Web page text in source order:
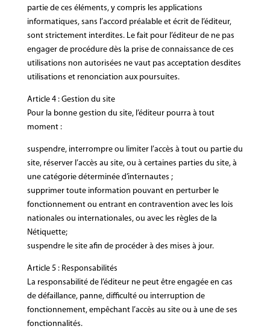
partie de ces éléments, y compris les applications
informatiques, sans l’accord préalable et écrit de l’éditeur,
sont strictement interdites. Le fait pour l’éditeur de ne pas
engager de procédure dès la prise de connaissance de ces
utilisations non autorisées ne vaut pas acceptation desdites
utilisations et renonciation aux poursuites.
Article 4 : Gestion du site
Pour la bonne gestion du site, l’éditeur pourra à tout
moment :
suspendre, interrompre ou limiter l’accès à tout ou partie du
site, réserver l’accès au site, ou à certaines parties du site, à
une catégorie déterminée d’internautes ;
supprimer toute information pouvant en perturber le
fonctionnement ou entrant en contravention avec les lois
nationales ou internationales, ou avec les règles de la
Nétiquette;
suspendre le site afin de procéder à des mises à jour.
Article 5 : Responsabilités
La responsabilité de l’éditeur ne peut être engagée en cas
de défaillance, panne, difficulté ou interruption de
fonctionnement, empêchant l’accès au site ou à une de ses
fonctionnalités.